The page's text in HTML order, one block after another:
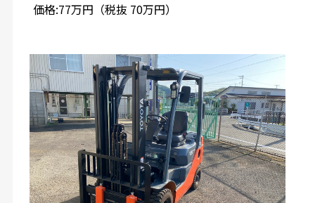
価格:77万円（税抜 70万円）